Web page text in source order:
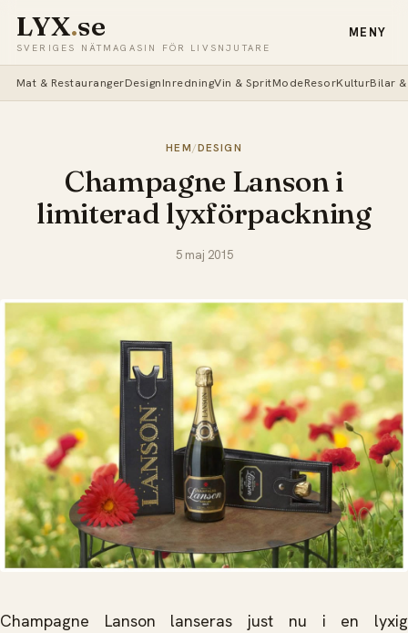
LYX.se
SVERIGES NÄTMAGASIN FÖR LIVSNJUTARE
MENY
Mat & RestaurangerDesignInredningVin & SpritModeResorKulturBilar
HEM/DESIGN
Champagne Lanson i
limiterad lyxförpackning
5 maj 2015
Champagne Lanson lanseras just nu i en lyxig